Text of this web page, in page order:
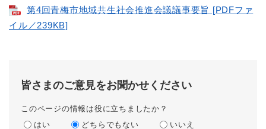
第4回青梅市地域共生社会推進会議議事要旨 [PDFファ
イル／239KB]
皆さまのご意見をお聞かせください
このページの情報は役に立ちましたか？
はい
どちらでもない いいえ